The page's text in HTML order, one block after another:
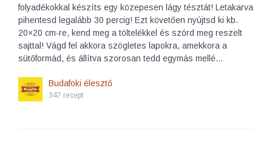
folyadékokkal készíts egy közepesen lágy tésztát! Letakarva
pihentesd legalább 30 percig! Ezt követően nyújtsd ki kb.
20×20 cm-re, kend meg a töltelékkel és szórd meg reszelt
sajttal! Vágd fel akkora szögletes lapokra, amekkora a
sütőformád, és állítva szorosan tedd egymás mellé…
Budafoki élesztő
347 recept